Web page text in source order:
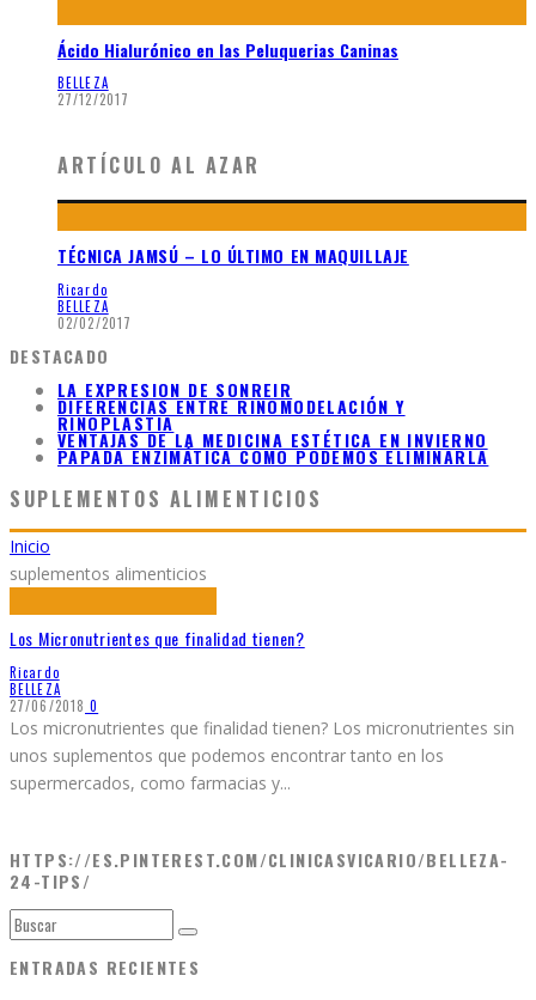
Ácido Hialurónico en las Peluquerias Caninas
BELLEZA
27/12/2017
ARTÍCULO AL AZAR
TÉCNICA JAMSÚ – LO ÚLTIMO EN MAQUILLAJE
Ricardo
BELLEZA
02/02/2017
DESTACADO
LA EXPRESION DE SONREIR
DIFERENCIAS ENTRE RINOMODELACIÓN Y
RINOPLASTIA
VENTAJAS DE LA MEDICINA ESTÉTICA EN INVIERNO
PAPADA ENZIMÁTICA COMO PODEMOS ELIMINARLA
SUPLEMENTOS ALIMENTICIOS
Inicio
suplementos alimenticios
Los Micronutrientes que finalidad tienen?
Ricardo
BELLEZA
27/06/2018 0
Los micronutrientes que finalidad tienen? Los micronutrientes sin
unos suplementos que podemos encontrar tanto en los
supermercados, como farmacias y...
HTTPS://ES.PINTEREST.COM/CLINICASVICARIO/BELLEZA-
24-TIPS/
ENTRADAS RECIENTES